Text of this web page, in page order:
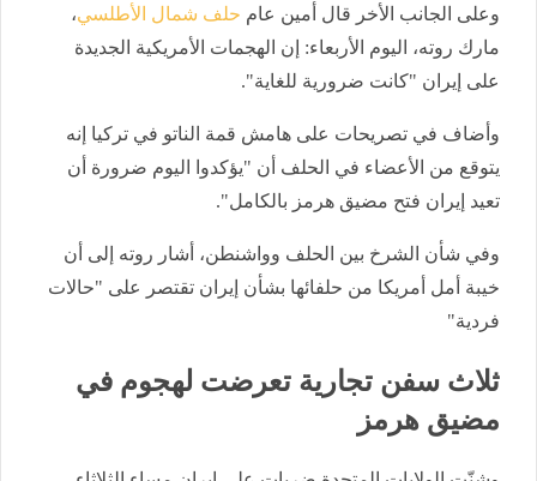
وعلى الجانب الأخر قال أمين عام حلف شمال الأطلسي،
مارك روته، اليوم الأربعاء: إن الهجمات الأمريكية الجديدة
على إيران "كانت ضرورية للغاية".
وأضاف في تصريحات على هامش قمة الناتو في تركيا إنه
يتوقع من الأعضاء في الحلف أن "يؤكدوا اليوم ضرورة أن
تعيد إيران فتح مضيق هرمز بالكامل".
وفي شأن الشرخ بين الحلف وواشنطن، أشار روته إلى أن
خيبة أمل أمريكا من حلفائها بشأن إيران تقتصر على "حالات
فردية"
ثلاث سفن تجارية تعرضت لهجوم في
مضيق هرمز